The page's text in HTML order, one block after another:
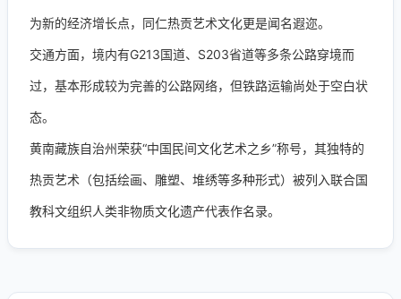
为新的经济增长点，同仁热贡艺术文化更是闻名遐迩。
交通方面，境内有G213国道、S203省道等多条公路穿境而
过，基本形成较为完善的公路网络，但铁路运输尚处于空白状
态。
黄南藏族自治州荣获“中国民间文化艺术之乡”称号，其独特的
热贡艺术（包括绘画、雕塑、堆绣等多种形式）被列入联合国
教科文组织人类非物质文化遗产代表作名录。